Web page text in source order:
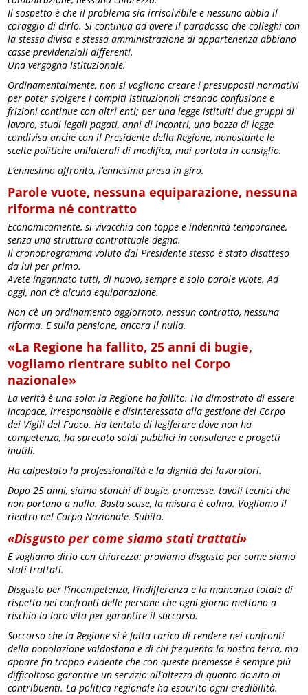
Il sospetto è che il problema sia irrisolvibile e nessuno abbia il
coraggio di dirlo. Si continua ad avere il paradosso che colleghi con
la stessa divisa e stessa amministrazione di appartenenza abbiano
casse previdenziali differenti.
Una vergogna istituzionale.
Ordinamentalmente, non si vogliono creare i presupposti normativi
per poter svolgere i compiti istituzionali creando confusione e
frizioni continue con altri enti; per una legge istituiti due gruppi di
lavoro, studi legali pagati, anni di incontri, una bozza di legge
condivisa anche con il Presidente della Regione, nonostante le
scelte politiche unilaterali di modifica, mai portata in consiglio.
L’ennesimo affronto, l’ennesima presa in giro.
Parole vuote, nessuna equiparazione, nessuna
riforma né contratto
Economicamente, si vivacchia con toppe e indennità temporanee,
senza una struttura contrattuale degna.
Il cronoprogramma voluto dal Presidente stesso è stato disatteso
da lui per primo.
Avete ingannato tutti, di nuovo, sempre e solo parole vuote. Ad
oggi, non c’è alcuna equiparazione.
Non c’è un ordinamento aggiornato, nessun contratto, nessuna
riforma. E sulla pensione, ancora il nulla.
«La Regione ha fallito, 25 anni di bugie,
vogliamo rientrare subito nel Corpo
nazionale»
La verità è una sola: la Regione ha fallito. Ha dimostrato di essere
incapace, irresponsabile e disinteressata alla gestione del Corpo
dei Vigili del Fuoco. Ha tentato di legiferare dove non ha
competenza, ha sprecato soldi pubblici in consulenze e progetti
inutili.
Ha calpestato la professionalità e la dignità dei lavoratori.
Dopo 25 anni, siamo stanchi di bugie, promesse, tavoli tecnici che
non portano a nulla. Basta scuse, la misura è colma. Vogliamo il
rientro nel Corpo Nazionale. Subito.
«Disgusto per come siamo stati trattati»
E vogliamo dirlo con chiarezza: proviamo disgusto per come siamo
stati trattati.
Disgusto per l’incompetenza, l’indifferenza e la mancanza totale di
rispetto nei confronti delle persone che ogni giorno mettono a
rischio la loro vita per garantire il soccorso.
Soccorso che la Regione si è fatta carico di rendere nei confronti
della popolazione valdostana e di chi frequenta la nostra terra, ma
appare fin troppo evidente che con queste premesse è sempre più
difficoltoso garantire un servizio all’altezza di quanto dovuto ai
contribuenti. La politica regionale ha esaurito ogni credibilità.